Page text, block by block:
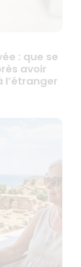
: que se
avoir
l’étranger